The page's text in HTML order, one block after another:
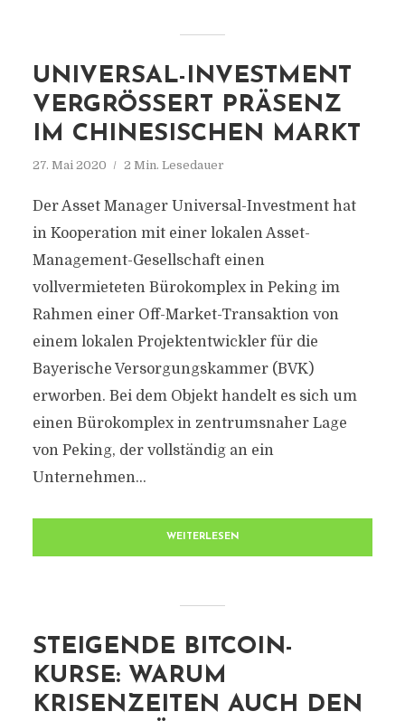
UNIVERSAL-INVESTMENT
VERGRÖSSERT PRÄSENZ I
M CHINESISCHEN MARKT
27. Mai 2020 2 Min. Lesedauer
Der Asset Manager Universal-Investment hat
in Kooperation mit einer lokalen Asset-
Management-Gesellschaft einen
vollvermieteten Bürokomplex in Peking im
Rahmen einer Off-Market-Transaktion von
einem lokalen Projektentwickler für die
Bayerische Versorgungskammer (BVK)
erworben. Bei dem Objekt handelt es sich um
einen Bürokomplex in zentrumsnaher Lage
von Peking, der vollständig an ein
Unternehmen...
WEITERLESEN
STEIGENDE BITCOIN-
KURSE: WARUM
KRISENZEITEN AUCH DEN